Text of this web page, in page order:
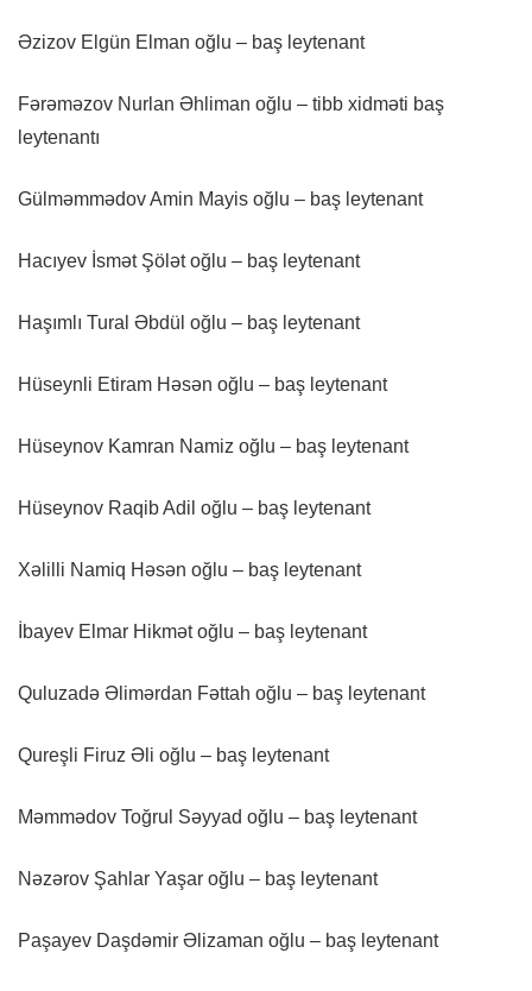
Əzizov Elgün Elman oğlu – baş leytenant
Fərəməzov Nurlan Əhliman oğlu – tibb xidməti baş
leytenantı
Gülməmmədov Amin Mayis oğlu – baş leytenant
Hacıyev İsmət Şölət oğlu – baş leytenant
Haşımlı Tural Əbdül oğlu – baş leytenant
Hüseynli Etiram Həsən oğlu – baş leytenant
Hüseynov Kamran Namiz oğlu – baş leytenant
Hüseynov Raqib Adil oğlu – baş leytenant
Xəlilli Namiq Həsən oğlu – baş leytenant
İbayev Elmar Hikmət oğlu – baş leytenant
Quluzadə Əlimərdan Fəttah oğlu – baş leytenant
Qureşli Firuz Əli oğlu – baş leytenant
Məmmədov Toğrul Səyyad oğlu – baş leytenant
Nəzərov Şahlar Yaşar oğlu – baş leytenant
Paşayev Daşdəmir Əlizaman oğlu – baş leytenant